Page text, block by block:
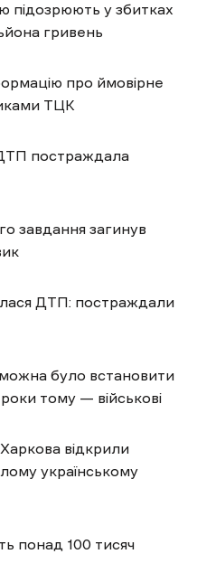
підозрюють у збитках
гривень
про ймовірне
ТЦК
постраждала
завдання загинув
ДТП: постраждали
було встановити
тому — військові
відкрили
українському
понад 100 тисяч